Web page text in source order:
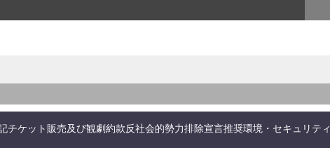
チケット販売及び観劇約款反社会的勢力排除宣言推奨環境・セキュリティ